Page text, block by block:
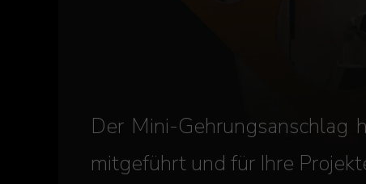
Der Mini-
mitgeführt und für Ihre